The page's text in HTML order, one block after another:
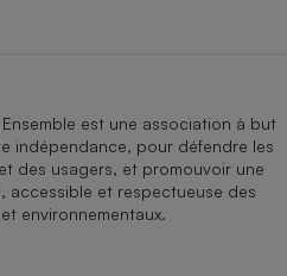
est une association à but
indépendance, pour défendre les
des usagers, et promouvoir une
accessible et respectueuse des
environnementaux.